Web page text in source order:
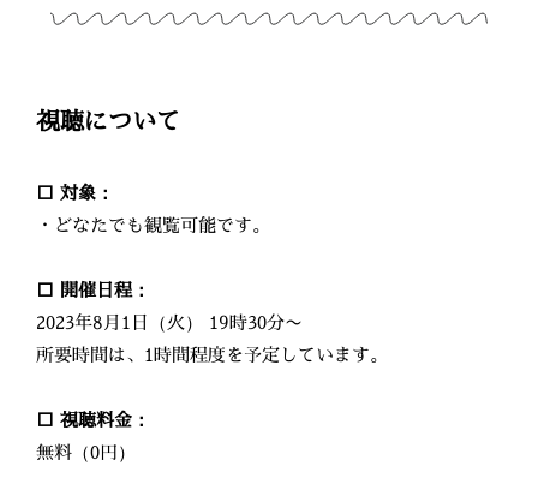
視聴について
□ 対象：
・どなたでも観覧可能です。
□ 開催日程：
2023年8月1日（火） 19時30分〜
所要時間は、1時間程度を予定しています。
□ 視聴料金：
無料（0円）